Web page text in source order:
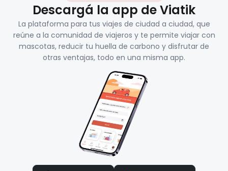
Descargá la app de Viatik
La plataforma para tus viajes de ciudad a ciudad, que
reúne a la comunidad de viajeros y te permite viajar con
mascotas, reducir tu huella de carbono y disfrutar de
otras ventajas, todo en una misma app.